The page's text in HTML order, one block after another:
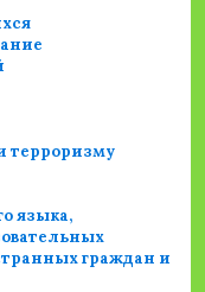
терроризму
языка,
граждан и